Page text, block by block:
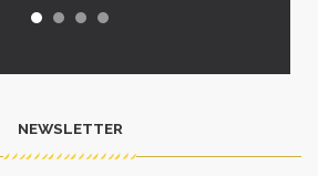
NEWSLETTER